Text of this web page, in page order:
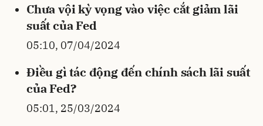
Chưa vội kỳ vọng vào việc cắt giảm lãi
suất của Fed
05:10, 07/04/2024
Điều gì tác động đến chính sách lãi suất
của Fed?
05:01, 25/03/2024